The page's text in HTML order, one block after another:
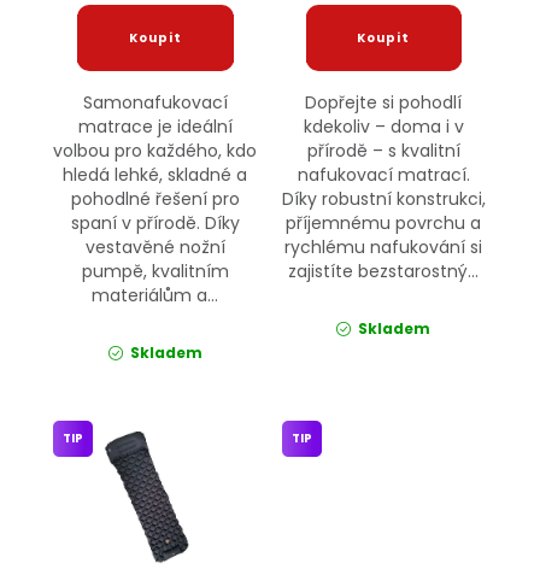
Samonafukovací
matrace je ideální
volbou pro každého, kdo
hledá lehké, skladné a
pohodlné řešení pro
spaní v přírodě. Díky
vestavěné nožní
pumpě, kvalitním
materiálům a...
Skladem
Dopřejte si pohodlí
kdekoliv – doma i v
přírodě – s kvalitní
nafukovací matrací.
Díky robustní konstrukci,
příjemnému povrchu a
rychlému nafukování si
zajistíte bezstarostný...
Skladem
TIP TIP